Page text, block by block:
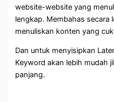
website-website yang
lengkap. Membahas secara
menuliskan konten yang
Dan untuk menyisipkan
Keyword akan lebih mudah
panjang.